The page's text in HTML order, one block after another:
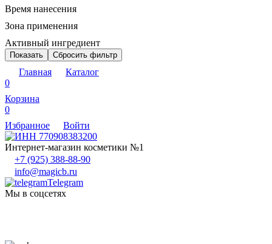
Время нанесения
Зона применения
Активный ингредиент
Показать Сбросить фильтр
Главная
Каталог
0
Корзина
0
Избранное
Войти
Интернет-магазин косметики №1
+7 (925) 388-88-90
info@magicb.ru
Telegram
Мы в соцсетях